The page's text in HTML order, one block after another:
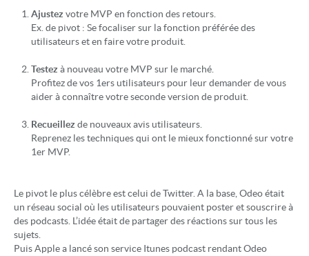
Ajustez votre MVP en fonction des retours.
Ex. de pivot : Se focaliser sur la fonction préférée des
utilisateurs et en faire votre produit.
Testez à nouveau votre MVP sur le marché.
Profitez de vos 1ers utilisateurs pour leur demander de vous
aider à connaître votre seconde version de produit.
Recueillez de nouveaux avis utilisateurs.
Reprenez les techniques qui ont le mieux fonctionné sur votre
1er MVP.
Le pivot le plus célèbre est celui de Twitter. A la base, Odeo était
un réseau social où les utilisateurs pouvaient poster et souscrire à
des podcasts. L’idée était de partager des réactions sur tous les
sujets.
Puis Apple a lancé son service Itunes podcast rendant Odeo